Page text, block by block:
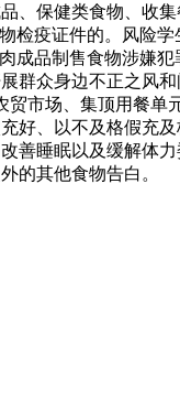
、保健类食物、收
检疫证件的。风险
成品制售食物涉嫌
群众身边不正之风
市场、集顶用餐单
好、以不及格假充
善睡眠以及缓解体
的其他食物告白。